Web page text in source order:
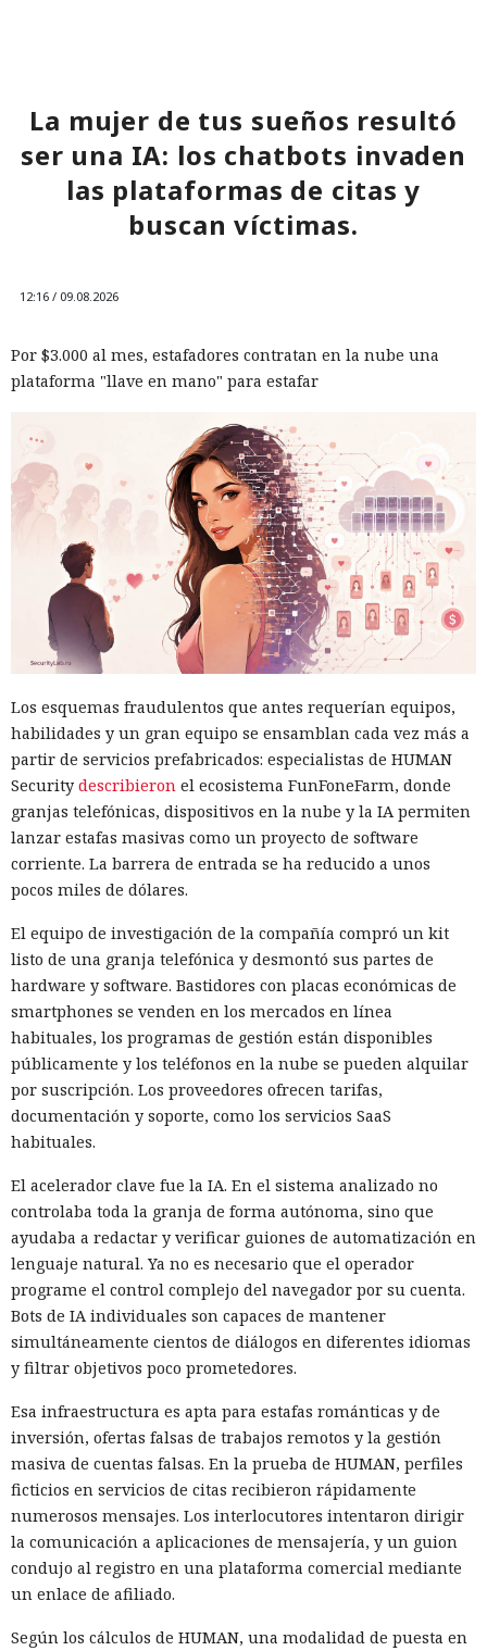
La mujer de tus sueños resultó
ser una IA: los chatbots invaden
las plataformas de citas y
buscan víctimas.
12:16 / 09.08.2026
Por $3.000 al mes, estafadores contratan en la nube una
plataforma "llave en mano" para estafar
Los esquemas fraudulentos que antes requerían equipos,
habilidades y un gran equipo se ensamblan cada vez más a
partir de servicios prefabricados: especialistas de HUMAN
Security describieron el ecosistema FunFoneFarm, donde
granjas telefónicas, dispositivos en la nube y la IA permiten
lanzar estafas masivas como un proyecto de software
corriente. La barrera de entrada se ha reducido a unos
pocos miles de dólares.
El equipo de investigación de la compañía compró un kit
listo de una granja telefónica y desmontó sus partes de
hardware y software. Bastidores con placas económicas de
smartphones se venden en los mercados en línea
habituales, los programas de gestión están disponibles
públicamente y los teléfonos en la nube se pueden alquilar
por suscripción. Los proveedores ofrecen tarifas,
documentación y soporte, como los servicios SaaS
habituales.
El acelerador clave fue la IA. En el sistema analizado no
controlaba toda la granja de forma autónoma, sino que
ayudaba a redactar y verificar guiones de automatización en
lenguaje natural. Ya no es necesario que el operador
programe el control complejo del navegador por su cuenta.
Bots de IA individuales son capaces de mantener
simultáneamente cientos de diálogos en diferentes idiomas
y filtrar objetivos poco prometedores.
Esa infraestructura es apta para estafas románticas y de
inversión, ofertas falsas de trabajos remotos y la gestión
masiva de cuentas falsas. En la prueba de HUMAN, perfiles
ficticios en servicios de citas recibieron rápidamente
numerosos mensajes. Los interlocutores intentaron dirigir
la comunicación a aplicaciones de mensajería, y un guion
condujo al registro en una plataforma comercial mediante
un enlace de afiliado.
Según los cálculos de HUMAN, una modalidad de puesta en